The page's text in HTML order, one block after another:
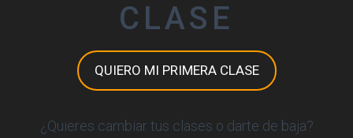
CLASE
QUIERO MI PRIMERA CLASE
¿Quieres cambiar tus clases o darte de baja?